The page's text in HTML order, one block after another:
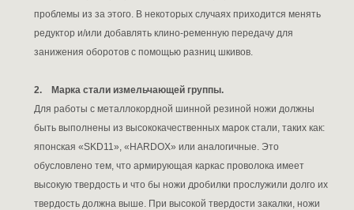
проблемы из за этого. В некоторых случаях приходится менять
редуктор и/или добавлять клино-ременную передачу для
занижения оборотов с помощью разниц шкивов.
2. Марка стали измельчающей группы.
Для работы с металлокордной шинной резиной ножи должны
быть выполнены из высококачественных марок стали, таких как:
японская «SKD11», «HARDOX» или аналогичные. Это
обусловлено тем, что армирующая каркас проволока имеет
высокую твердость и что бы ножи дробилки прослужили долго их
твердость должна выше. При высокой твердости закалки, ножи